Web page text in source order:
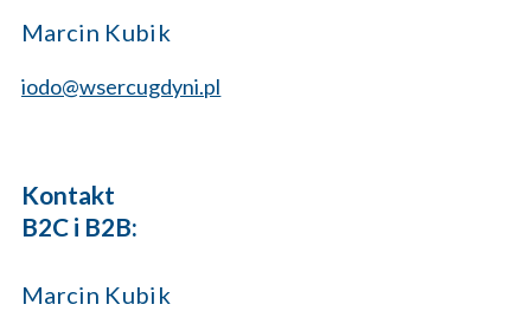
Marcin Kubik
iodo@wsercugdyni.pl
Kontakt
B2C i B2B:
Marcin Kubik